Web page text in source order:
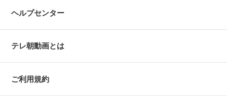
ヘルプセンター
テレ朝動画とは
ご利用規約